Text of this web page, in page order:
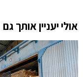
אולי יעניין אותך גם